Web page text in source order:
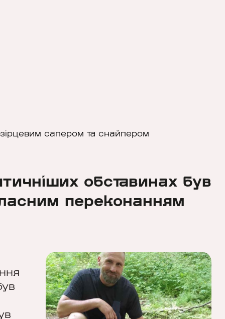
сапером та снайпером
обставинах був
переконанням